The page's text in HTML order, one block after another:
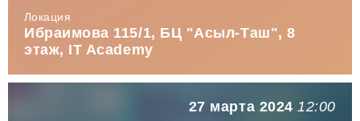
Локация
Ибраимова 115/1, БЦ "Асыл-Таш", 8
этаж, IT Academy
27 марта 202412:00